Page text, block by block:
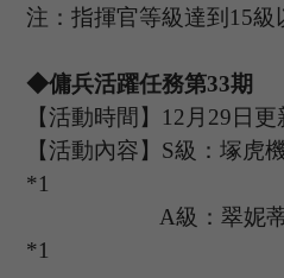
注：指揮官等級達到 15級
◆傭兵活躍任務第33期
【活動時間】 1 2月 29日更
【活動內容】 S級：塚虎
*1
A級：翠妮
*1